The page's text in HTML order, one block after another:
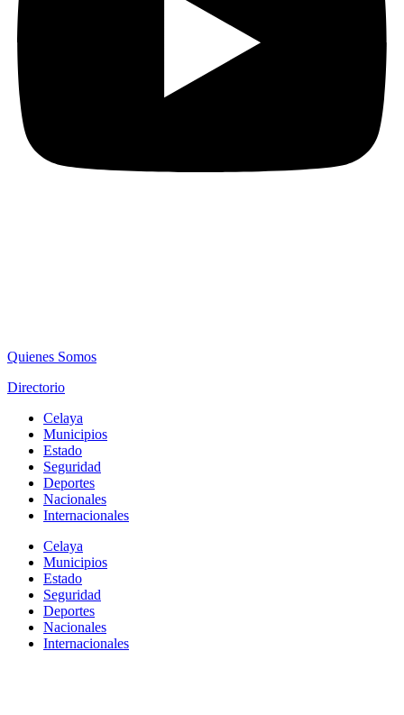
Quienes Somos
Directorio
Celaya
Municipios
Estado
Seguridad
Deportes
Nacionales
Internacionales
Celaya
Municipios
Estado
Seguridad
Deportes
Nacionales
Internacionales